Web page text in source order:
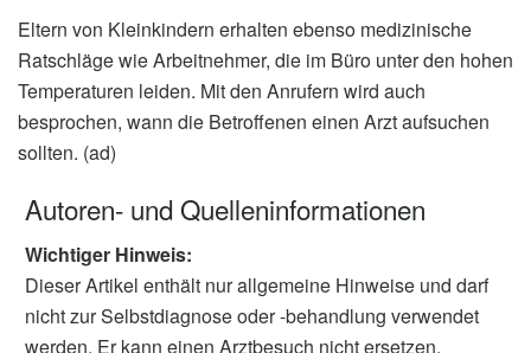
Eltern von Kleinkindern erhalten ebenso medizinische
Ratschläge wie Arbeitnehmer, die im Büro unter den hohen
Temperaturen leiden. Mit den Anrufern wird auch
besprochen, wann die Betroffenen einen Arzt aufsuchen
sollten. (ad)
Autoren- und Quelleninformationen
Wichtiger Hinweis:
Dieser Artikel enthält nur allgemeine Hinweise und darf
nicht zur Selbstdiagnose oder -behandlung verwendet
werden. Er kann einen Arztbesuch nicht ersetzen.